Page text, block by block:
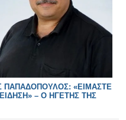
ΠΑΠΑΔΟΠΟΥΛΟΣ: «ΕΙΜΑΣΤΕ
– Ο ΗΓΕΤΗΣ ΤΗΣ